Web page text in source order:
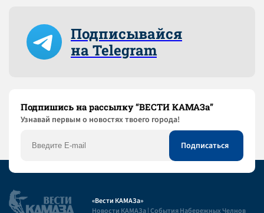
Подписывайся
на Telegram
Подпишись на рассылку “ВЕСТИ КАМАЗа”
Узнaвай первым о новостях твоего города!
«Вести КАМАЗа»
Новости КАМАЗа | События Набережных Челнов